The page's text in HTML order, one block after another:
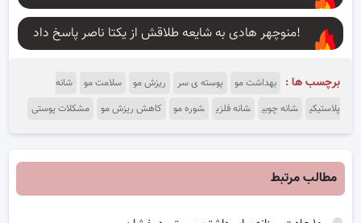
منوچهر هادی به شایعه طلاقش از یکتا ناصر پاسخ داد!
برچسب ها : بهداشت مو پوسته ی سر ریزش مو سلامت مو
شانه
پلاستیکی
شانه چوبی شانه فلزی شوره مو کاهش ریزش مو مشکلات پوستی
مطالب مرتبط